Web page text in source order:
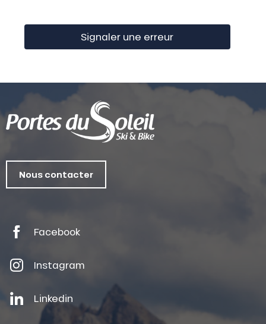
Signaler une erreur
Nous contacter
Facebook
Instagram
Linkedin